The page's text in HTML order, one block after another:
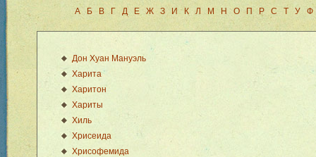
А Б В Г Д Е Ж З И К Л М Н О П Р С Т У Ф
Дон Хуан Мануэль
Харита
Харитон
Хариты
Хиль
Хрисеида
Хрисофемида